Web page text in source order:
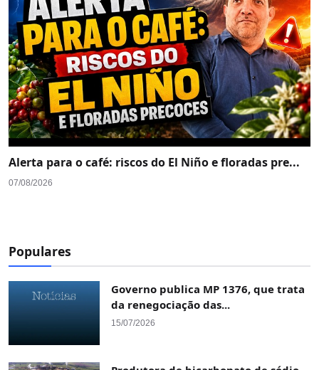
Alerta para o café: riscos do El Niño e floradas pre...
07/08/2026
Populares
Governo publica MP 1376, que trata
da renegociação das...
15/07/2026